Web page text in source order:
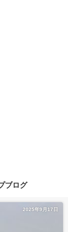
ブログ
2025年9月17日